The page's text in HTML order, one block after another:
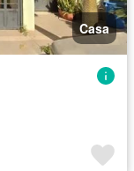
Casa